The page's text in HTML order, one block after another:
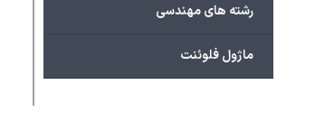
رشته های مهندسی
ماژول فلوئنت